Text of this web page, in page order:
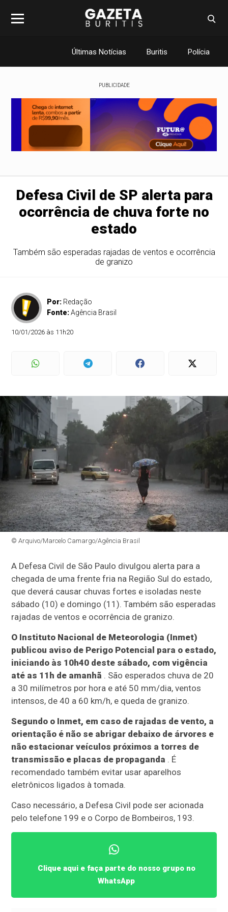
Últimas Notícias Buritis Polícia
PUBLICIDADE
Defesa Civil de SP alerta para
ocorrência de chuva forte no
estado
Também são esperadas rajadas de ventos e ocorrência
de granizo
Por: Redação
Fonte:Agência Brasil
10/01/2026 às 11h20
© Arquivo/Marcelo Camargo/Agência Brasil
A Defesa Civil de São Paulo divulgou alerta para a
chegada de uma frente fria na Região Sul do estado,
que deverá causar chuvas fortes e isoladas neste
sábado (10) e domingo (11). Também são esperadas
rajadas de ventos e ocorrência de granizo.
O Instituto Nacional de Meteorologia (Inmet)
publicou aviso de Perigo Potencial para o estado,
iniciando às 10h40 deste sábado, com vigência
até as 11h de amanhã . São esperados chuva de 20
a 30 milímetros por hora e até 50 mm/dia, ventos
intensos, de 40 a 60 km/h, e queda de granizo.
Segundo o Inmet, em caso de rajadas de vento, a
orientação é não se abrigar debaixo de árvores e
não estacionar veículos próximos a torres de
transmissão e placas de propaganda . É
recomendado também evitar usar aparelhos
eletrônicos ligados à tomada.
Caso necessário, a Defesa Civil pode ser acionada
pelo telefone 199 e o Corpo de Bombeiros, 193.
Clique aqui e faça parte do nosso grupo no
WhatsApp